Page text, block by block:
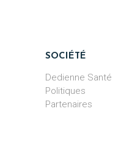
SOCIÉTÉ
Dedienne Santé
Politiques
Partenaires